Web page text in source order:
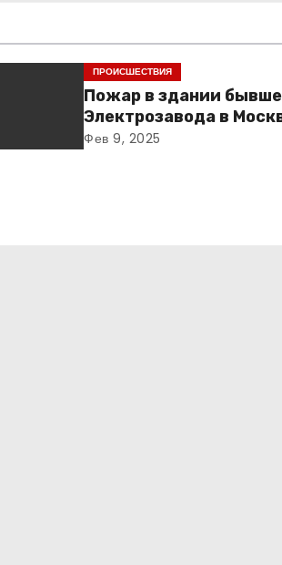
ПРОИСШЕСТВИЯ
Пожар в здании
Электрозавода в
успешно ликвидирован
Фев 9, 2025